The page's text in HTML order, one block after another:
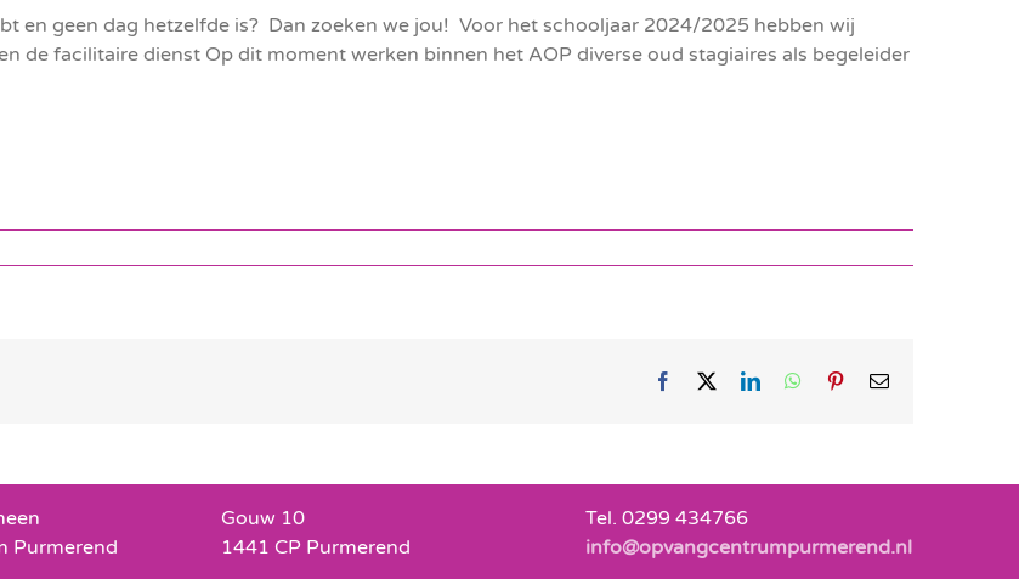
en geen dag hetzelfde is? Dan zoeken we jou! Voor het schooljaar 2024/2025 hebben wij
de facilitaire dienst Op dit moment werken binnen het AOP diverse oud stagiaires als begeleider
Facebook LinkedInWhatsApp
Pinterest
E-
Purmerend
Gouw 10
1441 CP Purmerend
Tel. 0299 434766
info@opvangcentrumpurmerend.nl